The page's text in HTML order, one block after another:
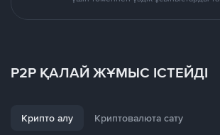
P2P ҚАЛАЙ ЖҰМЫС ІСТЕЙДІ
Крипто алу Криптовалюта сату